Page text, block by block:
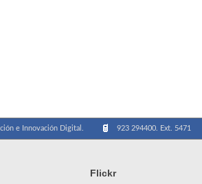
e Innovación Digital. 923 294400. Ext. 5471
Flickr